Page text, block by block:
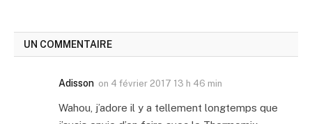
UN COMMENTAIRE
Adisson on 4 février 2017 13 h 46 min
Wahou, j’adore il y a tellement longtemps que